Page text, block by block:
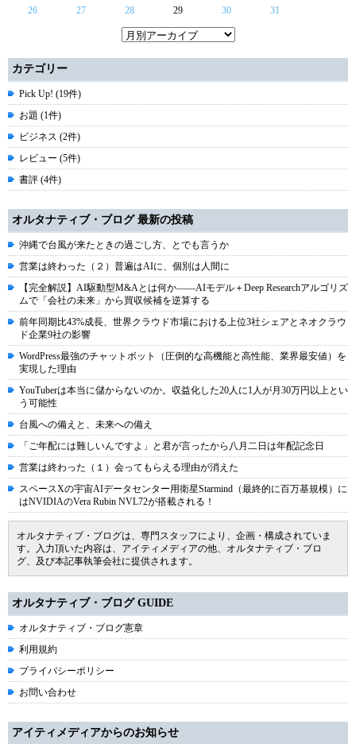
26
27 28 29 30 31
カテゴリー
Pick Up! (19件)
お題 (1件)
ビジネス (2件)
レビュー (5件)
書評 (4件)
オルタナティブ・ブログ 最新の投稿
沖縄で台風が来たときの過ごし方、とでも言うか
営業は終わった（２）普遍はAIに、個別は人間に
【完全解説】AI駆動型M&Aとは何か――AIモデル＋Deep Researchアルゴリズ
ムで「会社の未来」から買収候補を逆算する
前年同期比43%成長、世界クラウド市場における上位3社シェアとネオクラウ
ド企業9社の影響
WordPress最強のチャットボット（圧倒的な高機能と高性能、業界最安値）を
実現した理由
YouTuberは本当に儲からないのか。収益化した20人に1人が月30万円以上とい
う可能性
台風への備えと、未来への備え
「ご年配には難しいんですよ」と君が言ったから八月二日は年配記念日
営業は終わった（１）会ってもらえる理由が消えた
スペースXの宇宙AIデータセンター用衛星Starmind（最終的に百万基規模）に
はNVIDIAのVera Rubin NVL72が搭載される！
オルタナティブ・ブログは、専門スタッフにより、企画・構成されていま
す。入力頂いた内容は、アイティメディアの他、オルタナティブ・ブロ
グ、及び本記事執筆会社に提供されます。
オルタナティブ・ブログ GUIDE
オルタナティブ・ブログ憲章
利用規約
プライバシーポリシー
お問い合わせ
アイティメディアからのお知らせ